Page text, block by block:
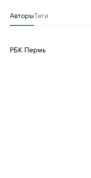
АвторыТеги
РБК Пермь